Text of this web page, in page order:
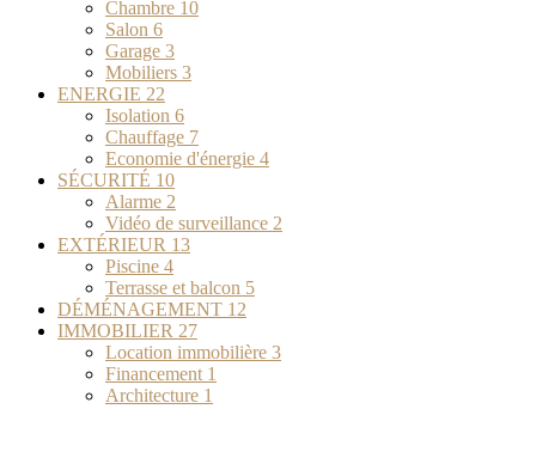
Chambre 10
Salon 6
Garage 3
Mobiliers 3
ENERGIE 22
Isolation 6
Chauffage 7
Economie d'énergie 4
SÉCURITÉ 10
Alarme 2
Vidéo de surveillance 2
EXTÉRIEUR 13
Piscine 4
Terrasse et balcon 5
DÉMÉNAGEMENT 12
IMMOBILIER 27
Location immobilière 3
Financement 1
Architecture 1